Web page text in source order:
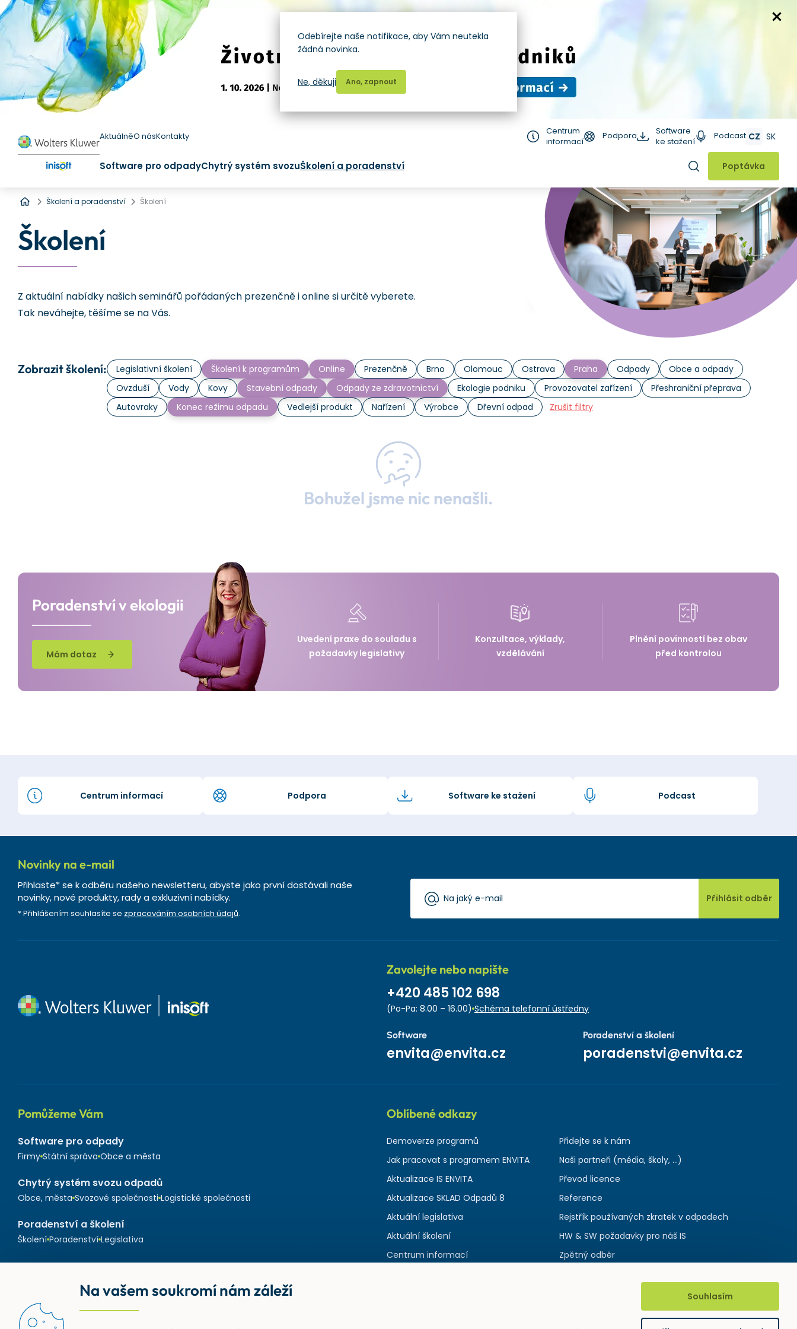
AktuálněO násKontakty
Centrum
informací
Podpora
Software
ke stažení
Podcast CZ SK
Software pro odpadyChytrý systém svozuŠkolení a poradenství Hledat
Poptávka
Úvod
Školení a poradenství Školení
Školení
Z aktuální nabídky našich seminářů pořádaných prezenčně i online si určitě vyberete.
Tak neváhejte, těšíme se na Vás.
Zobrazit školení: Legislativní školení Školení k programům Online Prezenčně Brno Olomouc Ostrava Praha Odpady
Obce a odpady
Ovzduší
Vody Kovy Stavební odpady Odpady ze zdravotnictví Ekologie podniku Provozovatel zařízení
Přeshraniční přeprava
Autovraky
Konec režimu odpadu Vedlejší produkt Nařízení Výrobce Dřevní odpad Zrušit filtry
Bohužel jsme nic nenašli.
Poradenství v ekologii
Mám dotaz
Uvedení praxe do souladu s
požadavky legislativy
Konzultace, výklady,
vzdělávání
Plnění povinností bez obav
před kontrolou
Centrum informací Podpora Software ke stažení Podcast
Novinky na e-mail
Přihlaste* se k odběru našeho newsletteru, abyste jako první dostávali naše
novinky, nové produkty, rady a exkluzivní nabídky.
* Přihlášením souhlasíte se zpracováním osobních údajů.
Přihlásit odběr
Zavolejte nebo napište
+420 485 102 698
(Po-Pa: 8.00 – 16.00) Schéma telefonní ústředny
Software
envita@envita.cz
Poradenství a školení
poradenstvi@envita.cz
Pomůžeme Vám
Software pro odpady
Firmy Státní správa Obce a města
Chytrý systém svozu odpadů
Obce, města Svozové společnosti Logistické společnosti
Poradenství a školení
Školení Poradenství Legislativa
Oblíbené odkazy
Demoverze programů
Jak pracovat s programem ENVITA
Aktualizace IS ENVITA
Aktualizace SKLAD Odpadů 8
Aktuální legislativa
Aktuální školení
Centrum informací
Přidejte se k nám
Naši partneři (média, školy, ...)
Převod licence
Reference
Rejstřík používaných zkratek v odpadech
HW & SW požadavky pro náš IS
Zpětný odběr
Odebírejte naše notifikace, aby Vám neutekla
žádná novinka.
Ano, zapnout
Ne, děkuji
Na vašem soukromí nám záleží Souhlasím